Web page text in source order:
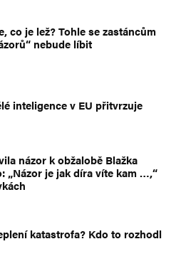
co je lež? Tohle se zastáncům
nebude líbit
inteligence v EU přitvrzuje
názor k obžalobě Blažka
„Názor je jak díra víte kam …,“
katastrofa? Kdo to rozhodl